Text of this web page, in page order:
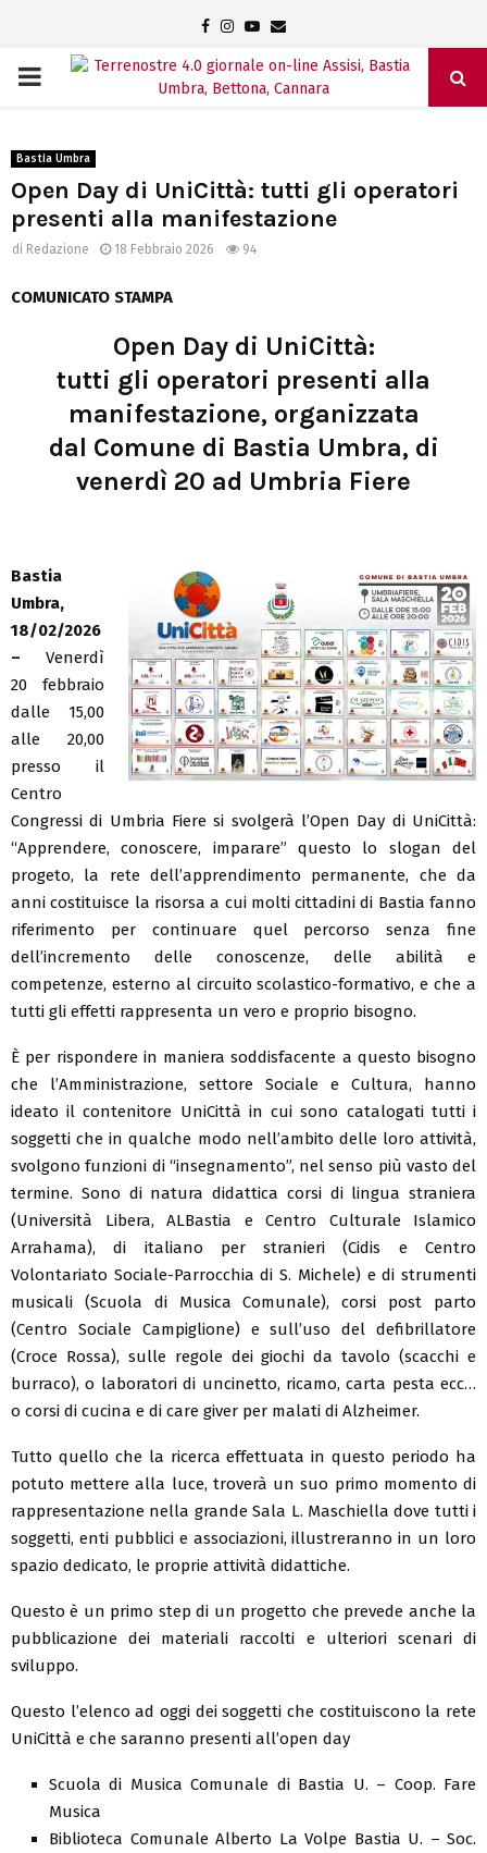
Facebook
Instagram
Youtube
Email
PRIMARY
Bastia Umbra
Open Day di UniCittà: tutti gli operatori
presenti alla manifestazione
di Redazione 18 Febbraio 2026 94
COMUNICATO STAMPA
Open Day di UniCittà:
tutti gli operatori presenti alla
manifestazione, organizzata
dal Comune di Bastia Umbra, di
venerdì 20 ad Umbria Fiere
Bastia
Umbra,
18/02/2026
– Venerdì
20 febbraio
dalle 15,00
alle 20,00
presso il
Centro
Congressi di Umbria Fiere si svolgerà l’Open Day di UniCittà:
“Apprendere, conoscere, imparare” questo lo slogan del
progeto, la rete dell’apprendimento permanente, che da
anni costituisce la risorsa a cui molti cittadini di Bastia fanno
riferimento per continuare quel percorso senza fine
dell’incremento delle conoscenze, delle abilità e
competenze, esterno al circuito scolastico-formativo, e che a
tutti gli effetti rappresenta un vero e proprio bisogno.
È per rispondere in maniera soddisfacente a questo bisogno
che l’Amministrazione, settore Sociale e Cultura, hanno
ideato il contenitore UniCittà in cui sono catalogati tutti i
soggetti che in qualche modo nell’ambito delle loro attività,
svolgono funzioni di “insegnamento”, nel senso più vasto del
termine. Sono di natura didattica corsi di lingua straniera
(Università Libera, ALBastia e Centro Culturale Islamico
Arrahama), di italiano per stranieri (Cidis e Centro
Volontariato Sociale-Parrocchia di S. Michele) e di strumenti
musicali (Scuola di Musica Comunale), corsi post parto
(Centro Sociale Campiglione) e sull’uso del defibrillatore
(Croce Rossa), sulle regole dei giochi da tavolo (scacchi e
burraco), o laboratori di uncinetto, ricamo, carta pesta ecc…
o corsi di cucina e di care giver per malati di Alzheimer.
Tutto quello che la ricerca effettuata in questo periodo ha
potuto mettere alla luce, troverà un suo primo momento di
rappresentazione nella grande Sala L. Maschiella dove tutti i
soggetti, enti pubblici e associazioni, illustreranno in un loro
spazio dedicato, le proprie attività didattiche.
Questo è un primo step di un progetto che prevede anche la
pubblicazione dei materiali raccolti e ulteriori scenari di
sviluppo.
Questo l’elenco ad oggi dei soggetti che costituiscono la rete
UniCittà e che saranno presenti all’open day
Scuola di Musica Comunale di Bastia U. – Coop. Fare
Musica
Biblioteca Comunale Alberto La Volpe Bastia U. – Soc.